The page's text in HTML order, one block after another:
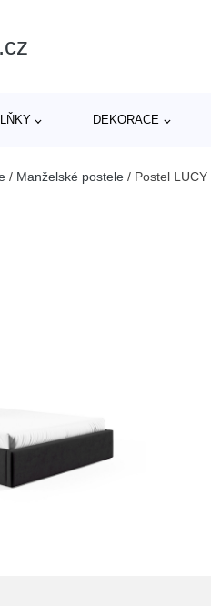
DEKORACE
/ Manželské postele / Postel